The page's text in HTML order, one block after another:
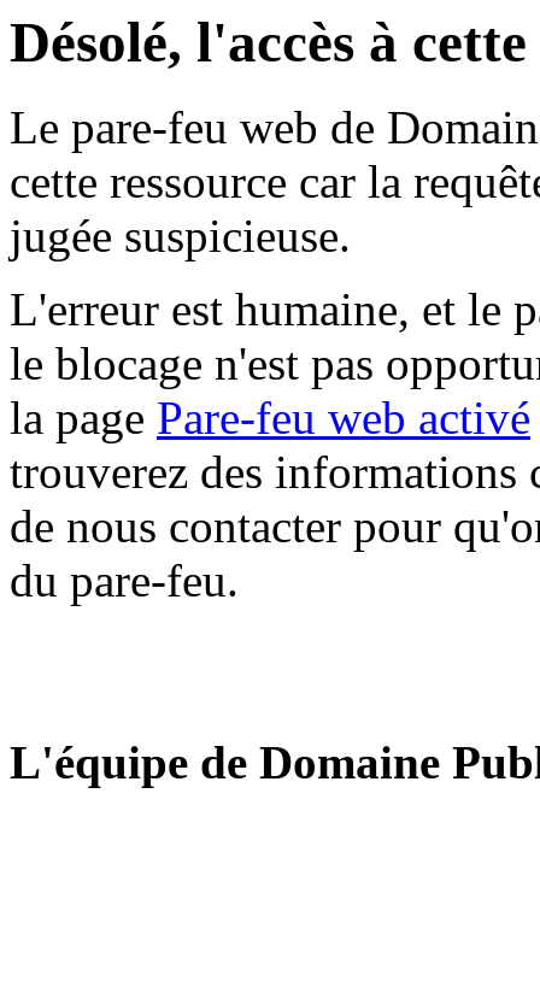
Désolé, l'accès à
Le pare-feu web de
cette ressource car la
jugée suspicieuse.
L'erreur est humaine, et le
le blocage n'est pas
la page Pare-feu web activé
trouverez des informations
de nous contacter pour
du pare-feu.
L'équipe de Domaine